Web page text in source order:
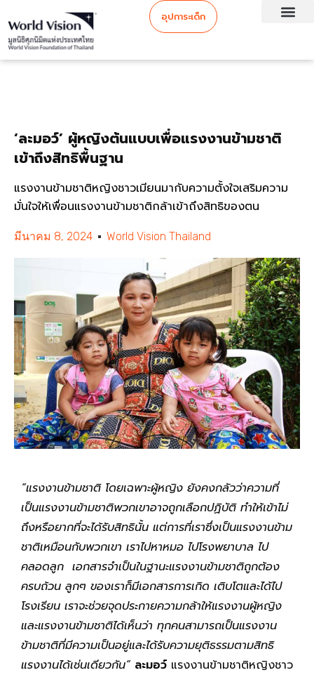
อุปการะเด็ก
‘ละมอว์’ ผู้หญิงต้นแบบเพื่อแรงงานข้ามชาติ
เข้าถึงสิทธิพื้นฐาน
แรงงานข้ามชาติหญิงชาวเมียนมากับความตั้งใจเสริมความ
มั่นใจให้เพื่อนแรงงานข้ามชาติกล้าเข้าถึงสิทธิของตน
มีนาคม 8, 2024 World Vision Thailand
“แรงงานข้ามชาติ โดยเฉพาะผู้หญิง ยังคงกลัวว่าความที่
เป็นแรงงานข้ามชาติพวกเขาอาจถูกเลือกปฏิบัติ ทำให้เข้าไม่
ถึงหรือยากที่จะได้รับสิทธินั้น แต่การที่เราซึ่งเป็นแรงงานข้าม
ชาติเหมือนกับพวกเขา เราไปหาหมอ ไปโรงพยาบาล ไป
คลอดลูก เอกสารจำเป็นในฐานะแรงงานข้ามชาติถูกต้อง
ครบถ้วน ลูกๆ ของเราก็มีเอกสารการเกิด เติบโตและได้ไป
โรงเรียน เราจะช่วยจุดประกายความกล้าให้แรงงานผู้หญิง
และแรงงานข้ามชาติได้เห็นว่า ทุกคนสามารถเป็นแรงงาน
ข้ามชาติที่มีความเป็นอยู่และได้รับความยุติธรรมตามสิทธิ
แรงงานได้เช่นเดียวกัน” ละมอว์ แรงงานข้ามชาติหญิงชาว